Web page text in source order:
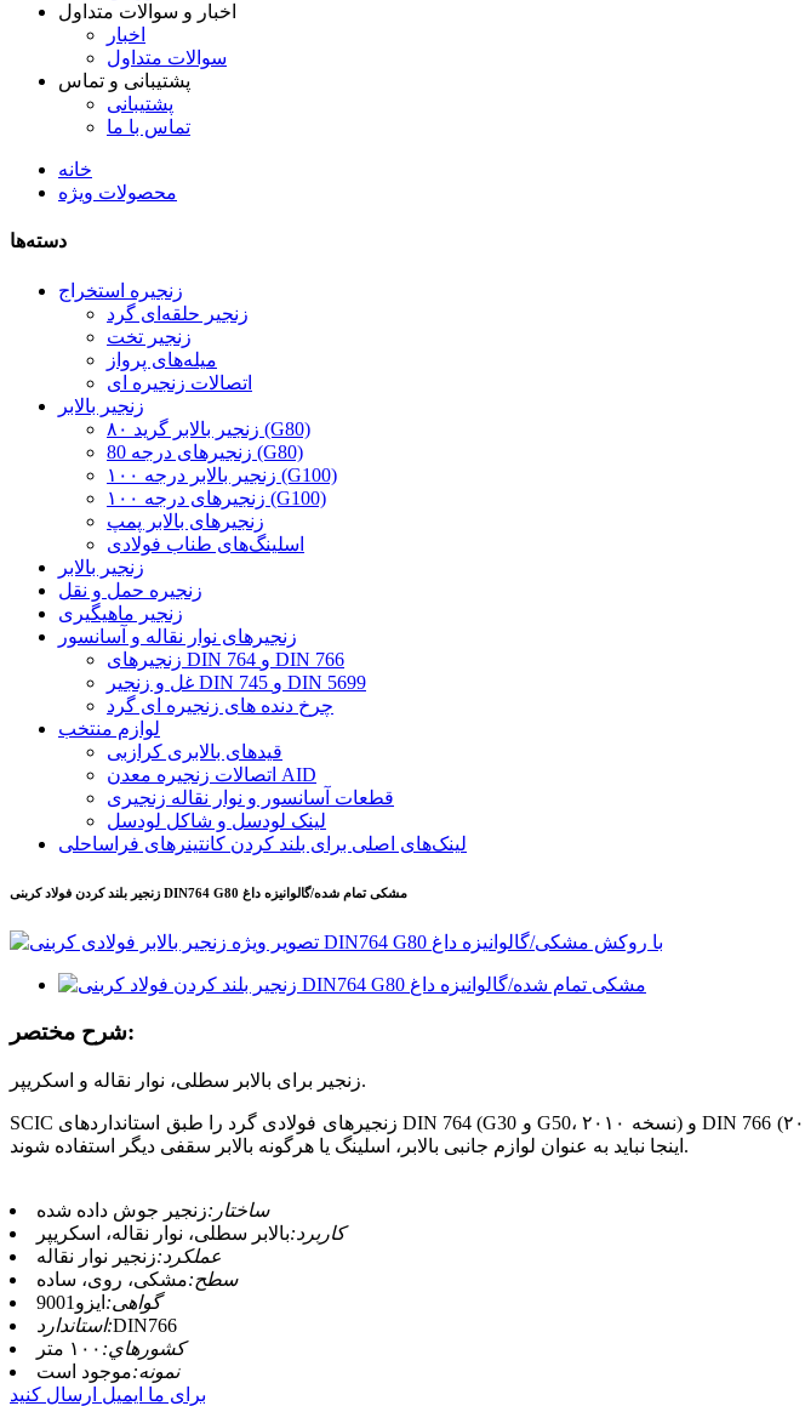
اخبار و سوالات متداول
اخبار
سوالات متداول
پشتیبانی و تماس
پشتیبانی
تماس با ما
خانه
محصولات ویژه
دسته‌ها
زنجیره استخراج
زنجیر حلقه‌ای گرد
زنجیر تخت
میله‌های پرواز
اتصالات زنجیره ای
زنجیر بالابر
زنجیر بالابر گرید ۸۰ (G80)
زنجیرهای درجه 80 (G80)
زنجیر بالابر درجه ۱۰۰ (G100)
زنجیرهای درجه ۱۰۰ (G100)
زنجیرهای بالابر پمپ
اسلینگ‌های طناب فولادی
زنجیر بالابر
زنجیره حمل و نقل
زنجیر ماهیگیری
زنجیرهای نوار نقاله و آسانسور
زنجیرهای DIN 764 و DIN 766
غل و زنجیر DIN 745 و DIN 5699
چرخ دنده های زنجیره ای گرد
لوازم منتخب
قیدهای بالابری کرازبی
اتصالات زنجیره معدن AID
قطعات آسانسور و نوار نقاله زنجیری
لینک لودسل و شاکل لودسل
لینک‌های اصلی برای بلند کردن کانتینرهای فراساحلی
زنجیر بلند کردن فولاد کربنی DIN764 G80 مشکی تمام شده/گالوانیزه داغ
شرح مختصر:
زنجیر برای بالابر سطلی، نوار نقاله و اسکریپر.
SCIC زنجیرهای فولادی گرد را طبق استانداردهای DIN 764 (G30 و G50، نسخه ۲۰۱۰) و DIN 766 (نسخه ۲۰۱۵) برای کاربرد در بالابرهای سطلی، نوار نقاله و اسکریپر تولید می‌کند. زنجیرهای مشخص شده در
اینجا نباید به عنوان لوازم جانبی بالابر، اسلینگ یا هرگونه بالابر سقفی دیگر استفاده شوند.
ساختار:زنجیر جوش داده شده
کاربرد:بالابر سطلی، نوار نقاله، اسکریپر
عملکرد:زنجیر نوار نقاله
سطح:مشکی، روی، ساده
گواهی: ایزو9001
استاندارد:DIN766
کشورهاي: ۱۰۰ متر
نمونه:موجود است
برای ما ایمیل ارسال کنید